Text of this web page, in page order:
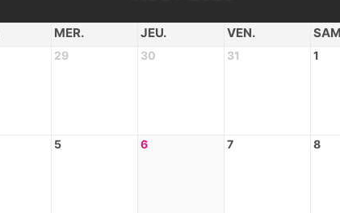
MER. JEU. VEN.
29 30 31 1
5 6 7 8